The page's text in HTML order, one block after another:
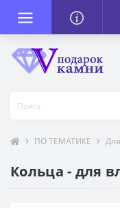
ПО ТЕМАТИКЕ
Кольца - для